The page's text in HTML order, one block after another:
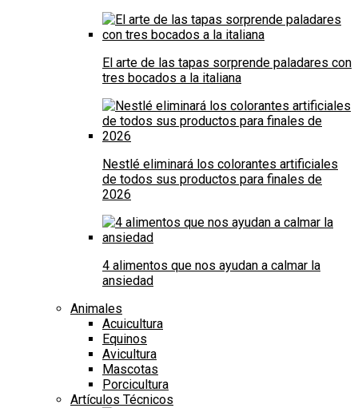
El arte de las tapas sorprende paladares con
tres bocados a la italiana
Nestlé eliminará los colorantes artificiales
de todos sus productos para finales de
2026
4 alimentos que nos ayudan a calmar la
ansiedad
Animales
Acuicultura
Equinos
Avicultura
Mascotas
Porcicultura
Artículos Técnicos